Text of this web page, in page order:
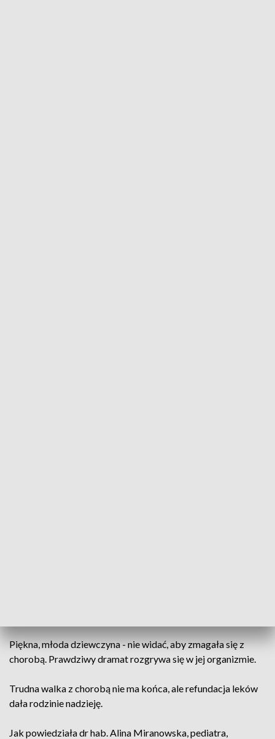
Piękna, młoda dziewczyna - nie widać, aby zmagała się z
chorobą. Prawdziwy dramat rozgrywa się w jej organizmie.
Trudna walka z chorobą nie ma końca, ale refundacja leków
dała rodzinie nadzieję.
Jak powiedziała dr hab. Alina Miranowska, pediatra,